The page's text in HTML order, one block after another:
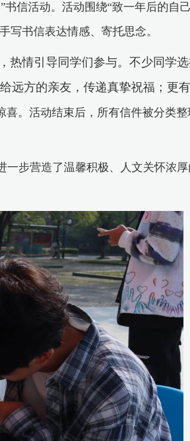
信活动。 活动围绕“致一年后的自
写书信表达情感、寄托思念。
热情引导同学们参与。不少同学
远方的亲友，传递真挚祝福；更
喜。活动结束后，所有信件被分类
一步营造了温馨积极、人文关怀浓厚